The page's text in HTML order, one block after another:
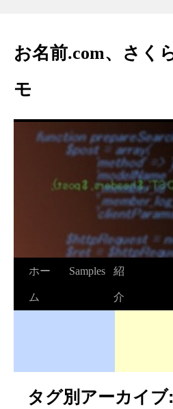
お名前.com、さく
モ
ホー
ム
Samples 紹
介
タグ別アーカイブ: